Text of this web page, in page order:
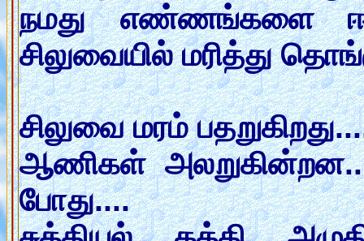
நமது எண்ணங்களை
சிலுவையில் மரித்து
சிலுவை மரம்
ஆணிகள்
போது....